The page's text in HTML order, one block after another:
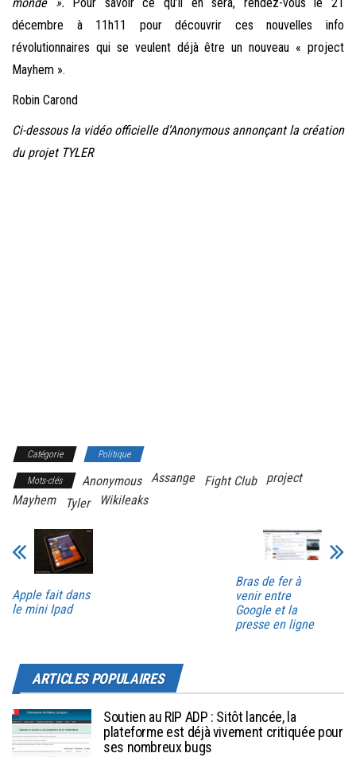
monde ». Pour savoir ce qu’il en sera, rendez-vous le 21
décembre à 11h11 pour découvrir ces nouvelles info
révolutionnaires qui se veulent déjà être un nouveau « project
Mayhem ».
Robin Carond
Ci-dessous la vidéo officielle d’Anonymous annonçant la création
du projet TYLER
Catégorie Politique
Mots-clés Anonymous Assange Fight Club
project
Mayhem
Tyler Wikileaks
Apple fait dans
le mini Ipad
Bras de fer à
venir entre
Google et la
presse en ligne
ARTICLES POPULAIRES
Soutien au RIP ADP : Sitôt lancée, la
plateforme est déjà vivement critiquée pour
ses nombreux bugs